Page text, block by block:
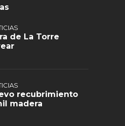
de La Torre
recubrimiento
madera